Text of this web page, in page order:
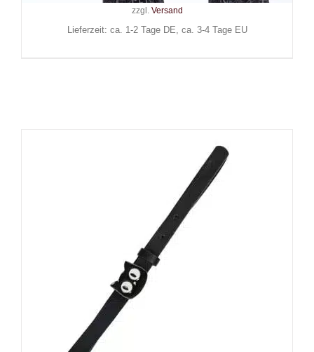
zzgl. Versand
Lieferzeit: ca. 1-2 Tage DE, ca. 3-4 Tage EU